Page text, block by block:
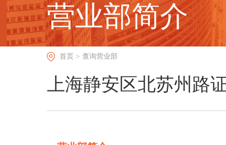
营业部简介
首页 > 查询营业部
上海静安区北苏州路